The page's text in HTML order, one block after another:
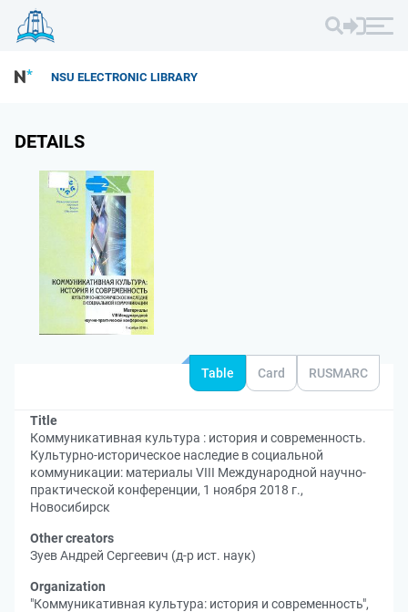
NSU ELECTRONIC LIBRARY
DETAILS
Table Card RUSMARC
Title
Коммуникативная культура : история и современность.
Культурно-историческое наследие в социальной
коммуникации: материалы VIII Международной научно-
практической конференции, 1 ноября 2018 г.,
Новосибирск
Other creators
Зуев Андрей Сергеевич (д-р ист. наук)
Organization
"Коммуникативная культура: история и современность",